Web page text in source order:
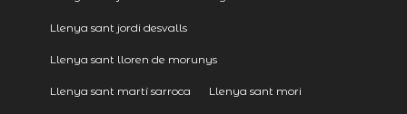
Llenya sant jordi desvalls
Llenya sant lloren de morunys
Llenya sant martí sarroca Llenya sant mori